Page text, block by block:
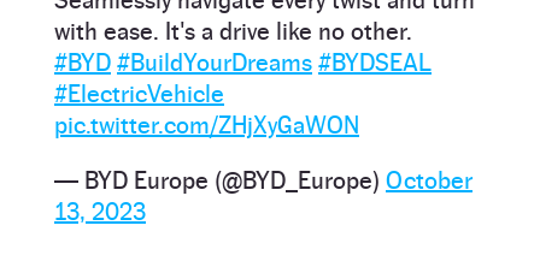
with ease. It's a drive like no other.
#BYD #BuildYourDreams #BYDSEAL
#ElectricVehicle
pic.twitter.com/ZHjXyGaWON
— BYD Europe (@BYD_Europe) October
13, 2023